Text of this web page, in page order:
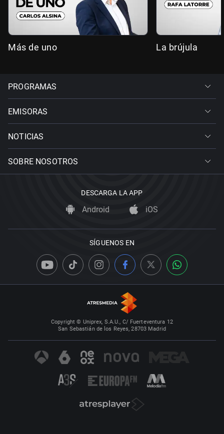
Más de uno La brújula
PROGRAMAS
EMISORAS
NOTICIAS
SOBRE NOSOTROS
DESCARGA LA APP
Android iOS
SÍGUENOS EN
Copyright © Uniprex, S.A.U., C/ Fuerteventura 12
San Sebastián de los Reyes, 28703 Madrid